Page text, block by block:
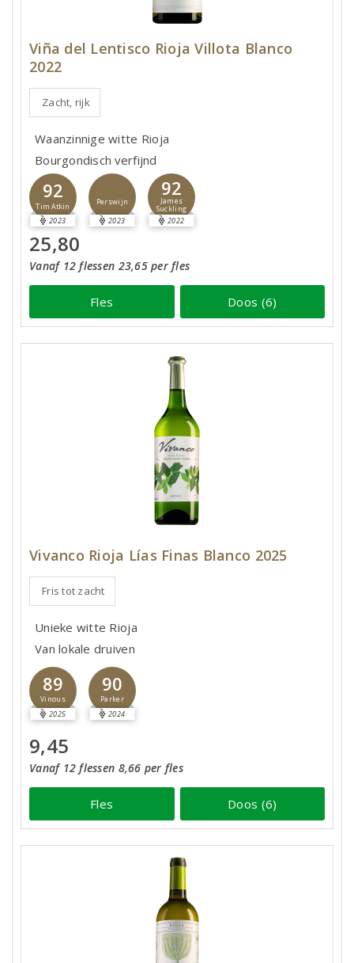
Viña del Lentisco Rioja Villota Blanco
2022
Zacht, rijk
Waanzinnige witte Rioja
Bourgondisch verfijnd
92
Tim Atkin
2023
Perswijn
2023
92
James
Suckling
2022
25,80
Vanaf 12 flessen 23,65 per fles
Fles Doos (6)
Vivanco Rioja Lías Finas Blanco 2025
Fris tot zacht
Unieke witte Rioja
Van lokale druiven
89
Vinous
2025
90
Parker
2024
9,45
Vanaf 12 flessen 8,66 per fles
Fles Doos (6)